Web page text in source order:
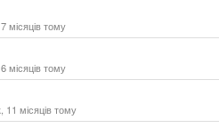
місяців тому
місяців тому
11 місяців тому